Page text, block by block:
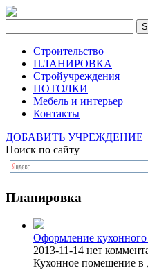
Строительство
ПЛАНИРОВКА
Стройучреждения
ПОТОЛКИ
Мебель и интерьер
Контакты
ДОБАВИТЬ УЧРЕЖДЕНИЕ
Поиск по сайту
Планировка
Оформление
2013-11-14 нет
Кухонное помещение в